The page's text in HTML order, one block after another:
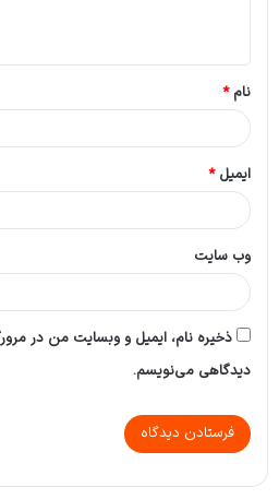
*
نام*
ایمیل*
وب‌ سایت
ذخیره نام، ایمیل و وبسایت من در
دیدگاهی می‌نویسم.